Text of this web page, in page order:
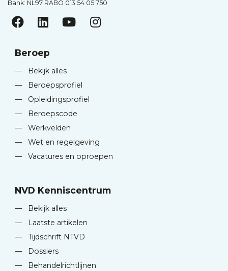
Bank: NL97 RABO 013 54 05 750
Beroep
—
Bekijk alles
—
Beroepsprofiel
—
Opleidingsprofiel
—
Beroepscode
—
Werkvelden
—
Wet en regelgeving
—
Vacatures en oproepen
NVD Kenniscentrum
—
Bekijk alles
—
Laatste artikelen
—
Tijdschrift NTVD
—
Dossiers
—
Behandelrichtlijnen